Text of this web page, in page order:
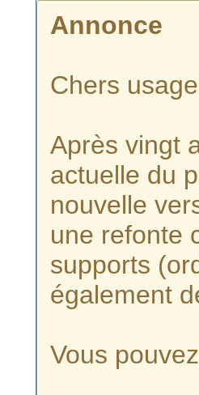
Annonce
Chers
Après vingt
actuelle du
nouvelle
une refonte
supports
également
Vous